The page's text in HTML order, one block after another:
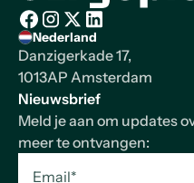
Homepage
Facebook
Instagram
X/Twitter
LinkedIn
Nederland
Danzigerkade 17,
1013AP Amsterdam
Nieuwsbrief
Meld je aan om updates
meer te ontvangen: